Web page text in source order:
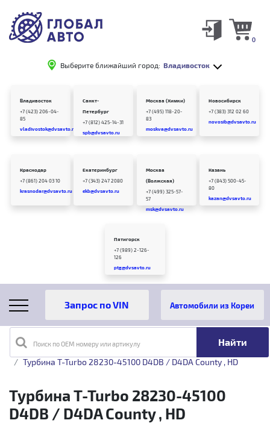
Выберите ближайший город: Владивосток
0
Владивосток
+7 (423) 206-04-
85
vladivostok@dvsavto.ru
Санкт-
Петербург
+7 (812) 425-14-31
spb@dvsavto.ru
Москва (Химки)
+7 (495) 118-20-
83
moskva@dvsavto.ru
Новосибирск
+7 (383) 312 02 60
novosib@dvsavto.ru
Краснодар
+7 (861) 204 03 10
krasnodar@dvsavto.ru
Екатеринбург
+7 (343) 247 2080
ekb@dvsavto.ru
Москва
(Волжская)
+7 (499) 325-57-
57
msk@dvsavto.ru
Казань
+7 (843) 500-45-
80
kazan@dvsavto.ru
Пятигорск
+7 (989) 2-126-
126
ptg@dvsavto.ru
Поиск по OEM номеру или артикулу
Автомобили из Кореи
Главная Каталог товаров Турбины
Турбина T-Turbo 28230-45100 D4DB / D4DA County , HD
Турбина T-Turbo 28230-45100
D4DB / D4DA County , HD